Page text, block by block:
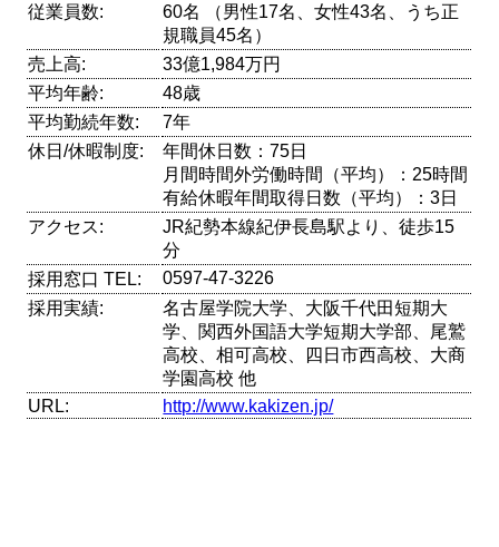
従業員数:
60名 （男性17名、女性43名、うち正
規職員45名）
売上高:
33億1,984万円
平均年齢:
48歳
平均勤続年数:
7年
休日/休暇制度:
年間休日数：75日
月間時間外労働時間（平均）：25時間
有給休暇年間取得日数（平均）：3日
アクセス:
JR紀勢本線紀伊長島駅より、徒歩15
分
採用窓口 TEL:
0597-47-3226
採用実績:
名古屋学院大学、大阪千代田短期大
学、関西外国語大学短期大学部、尾鷲
高校、相可高校、四日市西高校、大商
学園高校 他
URL:
http://www.kakizen.jp/